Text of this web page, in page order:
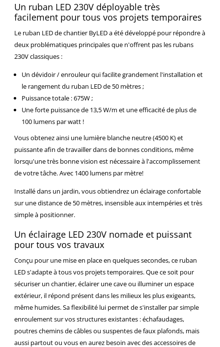
Un ruban LED 230V déployable très
facilement pour tous vos projets temporaires
Le ruban LED de chantier ByLED a été développé pour répondre à
deux problématiques principales que n'offrent pas les rubans
230V classiques :
Un dévidoir / enrouleur qui facilite grandement l'installation et
le rangement du ruban LED de 50 mètres ;
Puissance totale : 675W ;
Une forte puissance de 13,5 W/m et une efficacité de plus de
100 lumens par watt !
Vous obtenez ainsi une lumière blanche neutre (4500 K) et
puissante afin de travailler dans de bonnes conditions, même
lorsqu'une très bonne vision est nécessaire à l'accomplissement
de votre tâche. Avec 1400 lumens par mètre!
Installé dans un jardin, vous obtiendrez un éclairage confortable
sur une distance de 50 mètres, insensible aux intempéries et très
simple à positionner.
Un éclairage LED 230V nomade et puissant
pour tous vos travaux
Conçu pour une mise en place en quelques secondes, ce ruban
LED s'adapte à tous vos projets temporaires. Que ce soit pour
sécuriser un chantier, éclairer une cave ou illuminer un espace
extérieur, il répond présent dans les milieux les plus exigeants,
même humides. Sa flexibilité lui permet de s'installer par simple
enroulement sur vos structures existantes : échafaudages,
poutres chemins de câbles ou suspentes de faux plafonds, mais
aussi partout ou vous en aurez besoin avec des accessoires de